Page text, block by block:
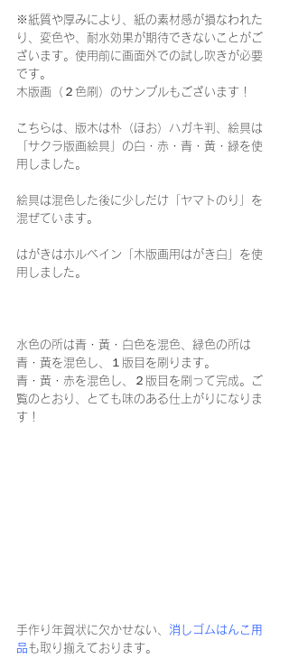
※紙質や厚みにより、紙の素材感が損なわれた
り、変色や、耐水効果が期待できないことがご
ざいます。使用前に画面外での試し吹きが必要
です。
木版画（２色刷）のサンプルもございます！
こちらは、版木は朴（ほお）ハガキ判、絵具は
「サクラ版画絵具」の白・赤・青・黄・緑を使
用しました。
絵具は混色した後に少しだけ「ヤマトのり」を
混ぜています。
はがきはホルベイン「木版画用はがき白」を使
用しました。
水色の所は青・黄・白色を混色、緑色の所は
青・黄を混色し、１版目を刷ります。
青・黄・赤を混色し、２版目を刷って完成。ご
覧のとおり、とても味のある仕上がりになりま
す！
手作り年賀状に欠かせない、 消しゴムはんこ用
品も取り揃えております。